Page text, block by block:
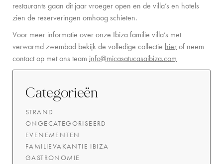
restaurants gaan dit jaar vroeger open en de villa’s en hotels
zien de reserveringen omhoog schieten.
Voor meer informatie over onze Ibiza familie villa’s met
verwarmd zwembad bekijk de volledige collectie hierof neem
contact op met ons team info@micasatucasaibiza.com
Categorieën
STRAND
ONGECATEGORISEERD
EVENEMENTEN
FAMILIEVAKANTIE IBIZA
GASTRONOMIE